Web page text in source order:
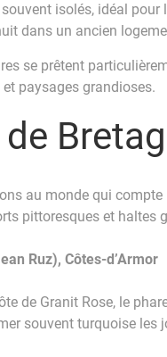
isolés, idéal pour
dans un ancien
se prêtent
paysages grandioses.
au monde qui
pittoresques et
Ruz), Côtes-d’Armor
de Granit Rose, le
souvent turquoise